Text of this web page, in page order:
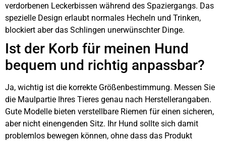
verdorbenen Leckerbissen während des Spaziergangs. Das
spezielle Design erlaubt normales Hecheln und Trinken,
blockiert aber das Schlingen unerwünschter Dinge.
Ist der Korb für meinen Hund
bequem und richtig anpassbar?
Ja, wichtig ist die korrekte Größenbestimmung. Messen Sie
die Maulpartie Ihres Tieres genau nach Herstellerangaben.
Gute Modelle bieten verstellbare Riemen für einen sicheren,
aber nicht einengenden Sitz. Ihr Hund sollte sich damit
problemlos bewegen können, ohne dass das Produkt